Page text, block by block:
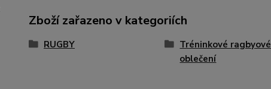
Zboží zařazeno v kategoriích
RUGBY
Tréninkové ragbyové
oblečení